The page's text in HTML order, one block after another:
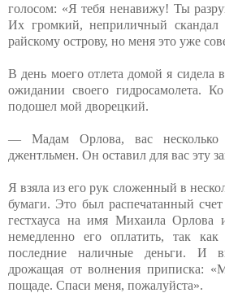
голосом: «Я тебя ненавижу! Ты
Их громкий, неприличный скандал
райскому острову, но меня это уже
В день моего отлета домой я сидела
ожидании своего гидросамолета.
подошел мой дворецкий.
— Мадам Орлова, вас несколько
джентльмен. Он оставил для вас эту
Я взяла из его рук сложенный в
бумаги. Это был распечатанный
гестхауса на имя Михаила Орлова
немедленно его оплатить, так
последние наличные деньги. И
дрожащая от волнения приписка:
пощаде. Спаси меня, пожалуйста».